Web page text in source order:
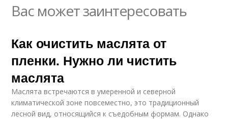
Вас может заинтересовать
Как очистить маслята от
пленки. Нужно ли чистить
маслята
Маслята встречаются в умеренной и северной
климатической зоне повсеместно, это традиционный
лесной вид, относящийся к съедобным формам. Однако